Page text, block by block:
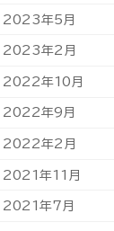
2023年5月
2023年2月
2022年10月
2022年9月
2022年2月
2021年11月
2021年7月